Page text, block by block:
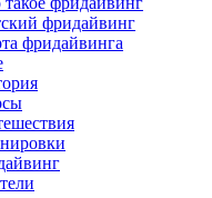
фридайвинг
фридайвинга